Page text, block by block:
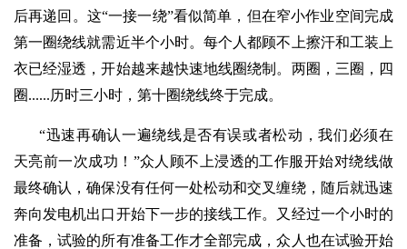
后再递回。这“一接一绕”看似简单，但在窄小作业空间完成
第一圈绕线就需近半个小时。每个人都顾不上擦汗和工装上
衣已经湿透，开始越来越快速地线圈绕制。两圈，三圈，四
圈......历时三小时，第十圈绕线终于完成。
“迅速再确认一遍绕线是否有误或者松动，我们必须在
天亮前一次成功！”众人顾不上浸透的工作服开始对绕线做
最终确认，确保没有任何一处松动和交叉缠绕，随后就迅速
奔向发电机出口开始下一步的接线工作。又经过一个小时的
准备，试验的所有准备工作才全部完成，众人也在试验开始